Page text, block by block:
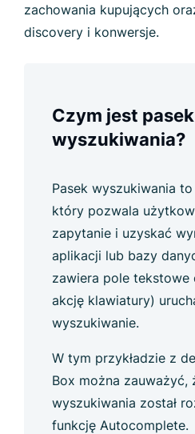
zachowania kupujących
discovery i konwersje.
Czym jest pasek
wyszukiwania?
Pasek wyszukiwania
który pozwala
zapytanie i uzyskać
aplikacji lub bazy
zawiera pole
akcję klawiatury)
wyszukiwanie.
W tym przykładzie z
Box można zauważyć,
wyszukiwania został
funkcję Autocomplete.